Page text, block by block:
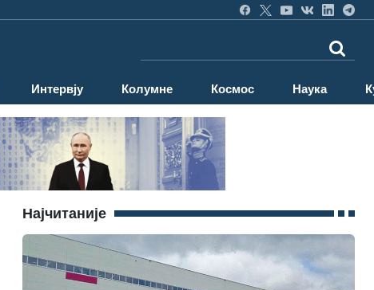
Интервју Колумне Космос Наука
Најчитаније